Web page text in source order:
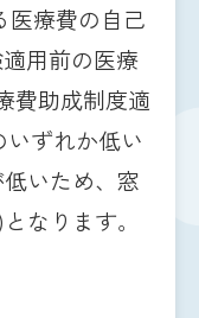
医療費の自己
用前の医療
費助成制度適
ずれか低い
いため、窓
なります。